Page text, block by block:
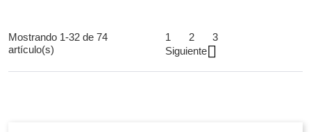
Mostrando 1-32 de 74
artículo(s)
1 2
3
Siguiente